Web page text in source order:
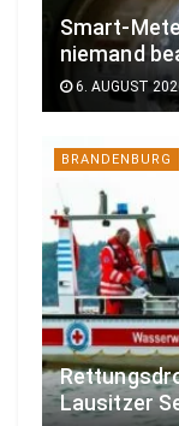
Smart-
niemand
6. AUGUST
BRANDENBURG
Lausitzer